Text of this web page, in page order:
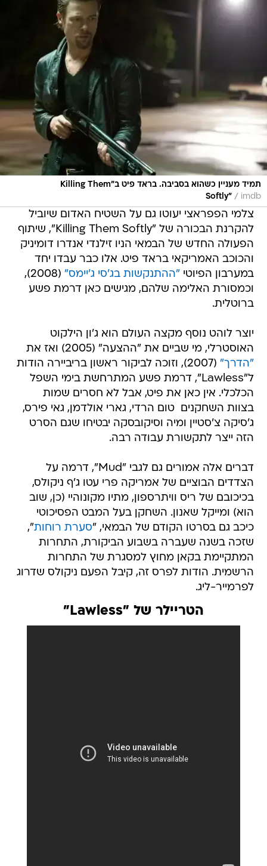
תמיד מעניין כשהוא בסביבה. בראד פיט ב"Killing Them
Softly" / imdb
צלמי הפפראצי יעוטו גם על השטיח האדום שיוביל
להקרנת הבכורה של "Killing Them Softly", שיתוף
הפעולה החדש של הבמאי הניו זילנדי אנדרו דומיניק
והכוכב האמריקאי בראד פיט. אלו כבר עבדו יחד
במערבון הפיוטי "ההתנקשות בג'סי ג'יימס"
(2008),
וכמסורת האלימה שלהם, מגישים כאן דרמת פשע
ברוטלית.
יוצר לוהט נוסף מקצה העולם הוא ג'ון הילקוט
האוסטרלי, מי שביים את "ההצעה" (2005) ואז את
"הדרך"
(2007), וזוכה לביקור ראשון בריביירה הודות
ל"Lawless", דרמת פשע המתרחשת בימי השפל
הכלכלי. אין כאן את פיט, אבל לא חסרים שמות
בצוות השחקנים  טום הרדי, גארי אולדמן, גאי פירס,
ג'סיקה צ'סטיין ומיה וסיקובסקה יבטיחו שגם הסרט
הזה ייצר לתקשורת עבודה רבה.
דברים אלה אמורים גם לגבי "Mud", דרמה על
הצדדים הבוציים של אמריקה פרי עטו ג'ף ניקולס,
בכיכובם של ריס וויתרספון, מתיו מקונוהיי (כן, שוב
הוא) ומייקל שאנון. השחקן בעל המבט הפסיכוטי
כיכב גם בסרטו הקודם של הבמאי, "סערת רוחות",
שזכה בשנה שעברה בשבוע הביקורת, התחרות
המתקיימת בקאן מחוץ למסגרת של התחרות
הרשמית. הודות לפרס זה, קיבל הפעם ניקולס שדרוג
לפרמייר-ליג.
הטריילר של "Lawless"